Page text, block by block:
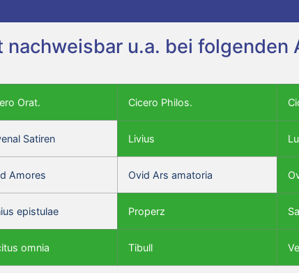
u.a. bei folgenden
Orat. Cicero Philos.
Satiren Livius
Amores Ovid Ars amatoria
epistulae Properz
omnia Tibull